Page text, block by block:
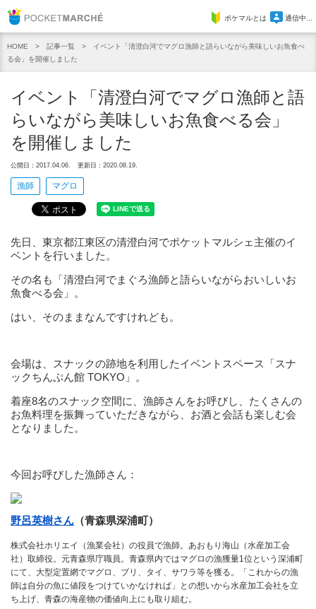
Pocket Marcheポケマルとは 通信中...
HOME 記事一覧
イベント「清澄白河でマグロ漁師と語らいながら美味しいお魚食べ
る会」を開催しました
イベント「清澄白河でマグロ漁師と語
らいながら美味しいお魚食べる会」
を開催しました
公開日：2017.04.06. 更新日：2020.08.19.
漁師 マグロ
先日、東京都江東区の清澄白河でポケットマルシェ主催のイ
ベントを行いました。
その名も「清澄白河でまぐろ漁師と語らいながらおいしいお
魚食べる会」。
はい、そのままなんですけれども。
会場は、スナックの跡地を利用したイベントスペース「スナ
ックちんぷん館 TOKYO」。
着座8名のスナック空間に、漁師さんをお呼びし、たくさんの
お魚料理を振舞っていただきながら、お酒と会話も楽しむ会
となりました。
今回お呼びした漁師さん：
野呂英樹さん （青森県深浦町）
株式会社ホリエイ（漁業会社）の役員で漁師。あおもり海山（水産加工会
社）取締役。元青森県庁職員。青森県内ではマグロの漁獲量1位という深浦町
にて、大型定置網でマグロ、ブリ、タイ、サワラ等を獲る。「これからの漁
師は自分の魚に値段をつけていかなければ」との想いから水産加工会社を立
ち上げ、青森の海産物の価値向上にも取り組む。